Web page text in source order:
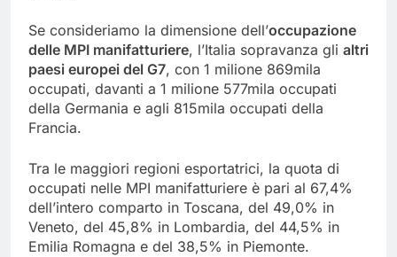
Se consideriamo la dimensione dell’occupazione
delle MPI manifatturiere, l’Italia sopravanza gli altri
paesi europei del G7, con 1 milione 869mila
occupati, davanti a 1 milione 577mila occupati
della Germania e agli 815mila occupati della
Francia.
Tra le maggiori regioni esportatrici, la quota di
occupati nelle MPI manifatturiere è pari al 67,4%
dell’intero comparto in Toscana, del 49,0% in
Veneto, del 45,8% in Lombardia, del 44,5% in
Emilia Romagna e del 38,5% in Piemonte.